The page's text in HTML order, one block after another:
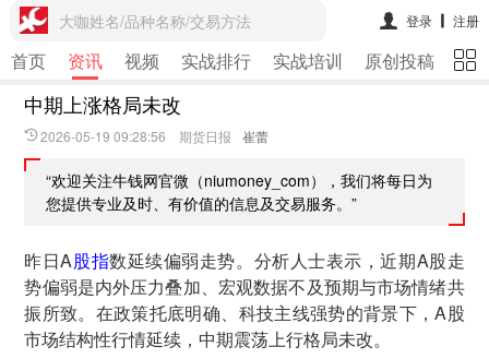
大咖姓名/品种名称/交易方法 登录 注册
首页 资讯 视频 实战排行 实战培训 原创投稿 期
中期上涨格局未改
2026-05-19 09:28:56 期货日报 崔蕾
“欢迎关注牛钱网官微（niumoney_com），我们将每日为
您提供专业及时、有价值的信息及交易服务。”
昨日A股指数延续偏弱走势。分析人士表示，近期A股走
势偏弱是内外压力叠加、宏观数据不及预期与市场情绪共
振所致。在政策托底明确、科技主线强势的背景下，A股
市场结构性行情延续，中期震荡上行格局未改。